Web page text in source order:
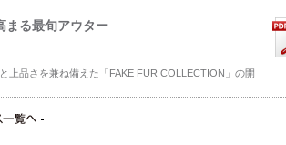
まる最旬アウター
上品さを兼ね備えた「FAKE FUR COLLECTION」の開